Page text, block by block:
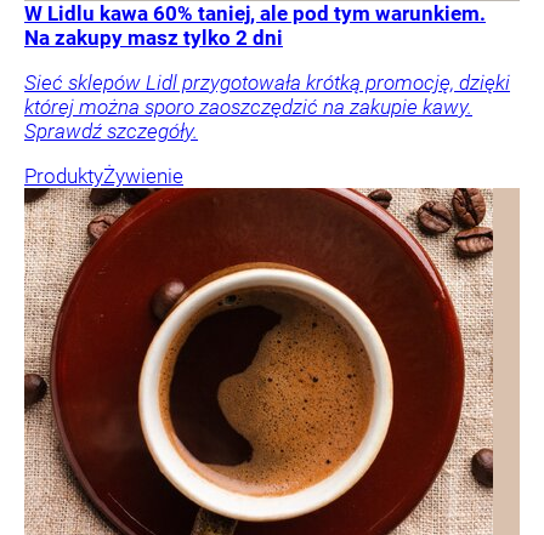
W Lidlu kawa 60% taniej, ale pod tym warunkiem.
Na zakupy masz tylko 2 dni
Sieć sklepów Lidl przygotowała krótką promocję, dzięki
której można sporo zaoszczędzić na zakupie kawy.
Sprawdź szczegóły.
ProduktyŻywienie